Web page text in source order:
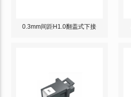
0.3mm间距H1.0翻盖式下接